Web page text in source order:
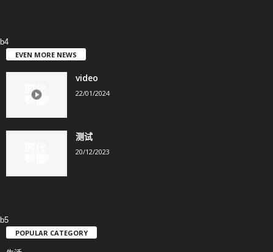
b4
EVEN MORE NEWS
video
22/01/2024
测试
20/12/2023
b5
POPULAR CATEGORY